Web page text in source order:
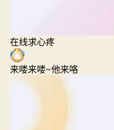
在线求心疼
来喽来喽~他来咯